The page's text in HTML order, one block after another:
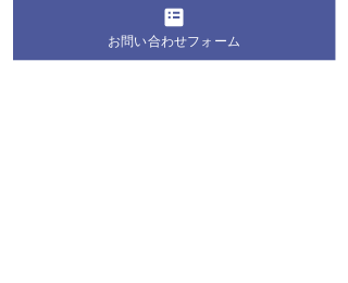
お問い合わせフォーム